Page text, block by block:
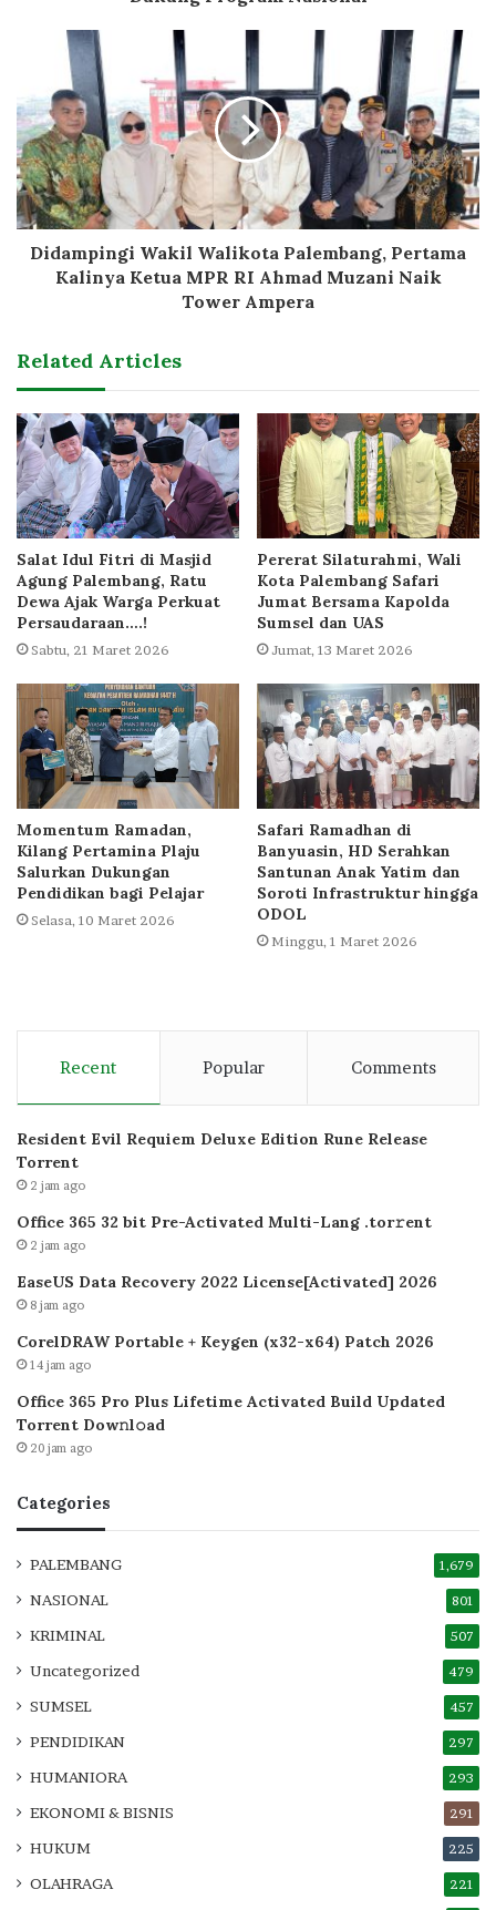
Didampingi Wakil Walikota Palembang, Pertama
Kalinya Ketua MPR RI Ahmad Muzani Naik
Tower Ampera
Related Articles
Salat Idul Fitri di Masjid
Agung Palembang, Ratu
Dewa Ajak Warga Perkuat
Persaudaraan….!
Sabtu, 21 Maret 2026
Pererat Silaturahmi, Wali
Kota Palembang Safari
Jumat Bersama Kapolda
Sumsel dan UAS
Jumat, 13 Maret 2026
Momentum Ramadan,
Kilang Pertamina Plaju
Salurkan Dukungan
Pendidikan bagi Pelajar
Selasa, 10 Maret 2026
Safari Ramadhan di
Banyuasin, HD Serahkan
Santunan Anak Yatim dan
Soroti Infrastruktur hingga
ODOL
Minggu, 1 Maret 2026
Recent Popular Comments
Resident Evil Requiem Deluxe Edition Rune Release
Torrent
2 jam ago
Office 365 32 bit Pre-Activated Multi-Lang .tоr𝚛еnt
2 jam ago
EaseUS Data Recovery 2022 License[Activated] 2026
8 jam ago
CorelDRAW Portable + Keygen (x32-x64) Patch 2026
14 jam ago
Office 365 Pro Plus Lifetime Activated Build Updated
Torrent Dow𝚗l𝚘аd
20 jam ago
Categories
PALEMBANG 1,679
NASIONAL 801
KRIMINAL 507
Uncategorized 479
SUMSEL 457
PENDIDIKAN 297
HUMANIORA 293
EKONOMI & BISNIS 291
HUKUM 225
OLAHRAGA 221